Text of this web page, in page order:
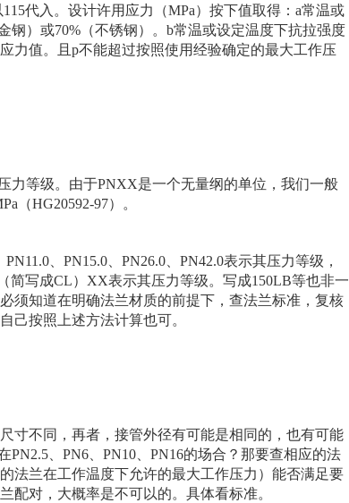
代入。设计许用应力（MPa）按下值取得：a常温或
钢）或70%（不锈钢）。b常温或设定温度下抗拉强度
力值。且p不能超过按照使用经验确定的最大工作压
力等级。由于PNXX是一个无量纲的单位，我们一般
（HG20592-97）。
、PN15.0、PN26.0、PN42.0表示其压力等级，
简写成CL）XX表示其压力等级。写成150LB等也非一
须知道在明确法兰材质的前提下，查法兰标准，复核
己按照上述方法计算也可。
寸不同，再者，接管外径有可能是相同的，也有可能
、PN6、PN10、PN16的场合？那要查相应的法
法兰在工作温度下允许的最大工作压力）能否满足要
配对，大概率是不可以的。具体看标准。